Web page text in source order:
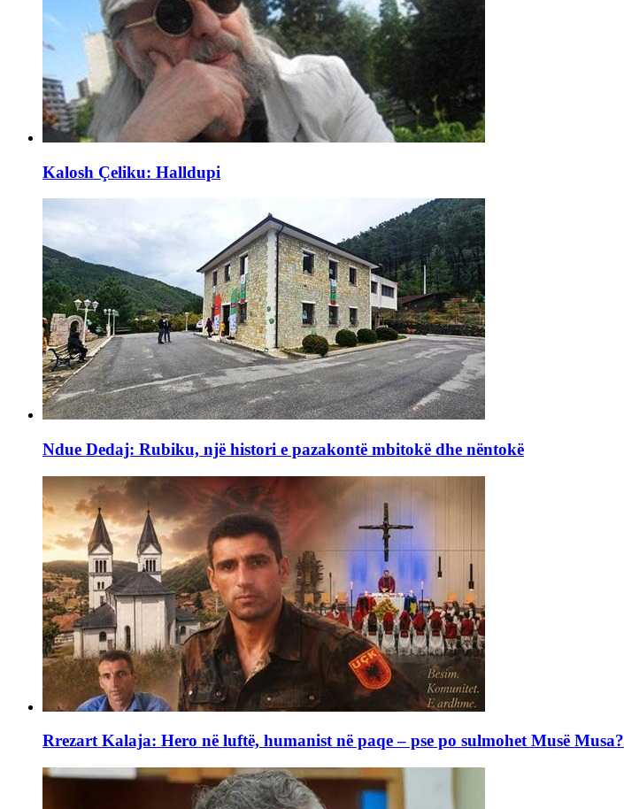
Kalosh Çeliku: Halldupi
Ndue Dedaj: Rubiku, një histori e pazakontë mbitokë dhe nëntokë
Rrezart Kalaja: Hero në luftë, humanist në paqe – pse po sulmohet Musë Musa?